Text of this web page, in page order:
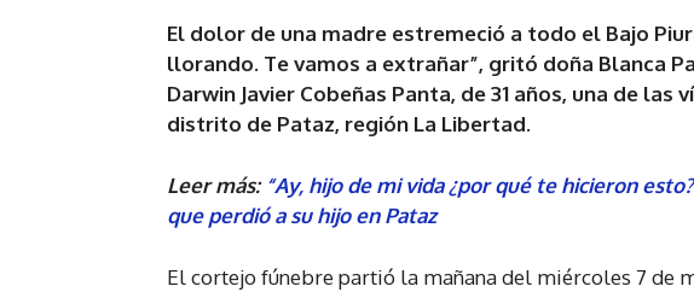
El dolor de una madre estremeció a todo el Bajo
llorando. Te vamos a extrañar”, gritó doña Blanca
Darwin Javier Cobeñas Panta, de 31 años, una de
distrito de Pataz, región La Libertad.
Leer más: “Ay, hijo de mi vida ¿por qué te hicieron
que perdió a su hijo en Pataz
El cortejo fúnebre partió la mañana del miércoles 7 de